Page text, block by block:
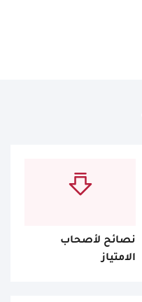
نصائح لأصحاب
الامتياز